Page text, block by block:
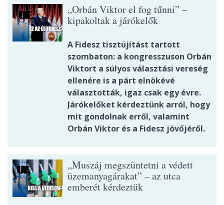
„Orbán Viktor el fog tűnni” –
kipakoltak a járókelők
A Fidesz tisztújítást tartott
szombaton: a kongresszuson Orbán
Viktort a súlyos választási vereség
ellenére is a párt elnökévé
választották, igaz csak egy évre.
Járókelőket kérdeztünk arról, hogy
mit gondolnak erről, valamint
Orbán Viktor és a Fidesz jövőjéről.
„Muszáj megszüntetni a védett
üzemanyagárakat” – az utca
emberét kérdeztük